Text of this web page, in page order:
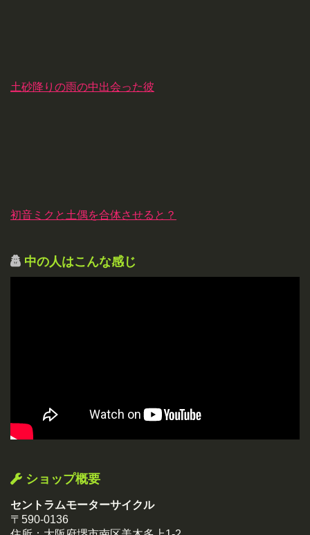
土砂降りの雨の中出会った彼
初音ミクと土偶を合体させると？
中の人はこんな感じ
ショップ概要
セントラムモーターサイクル
〒590-0136